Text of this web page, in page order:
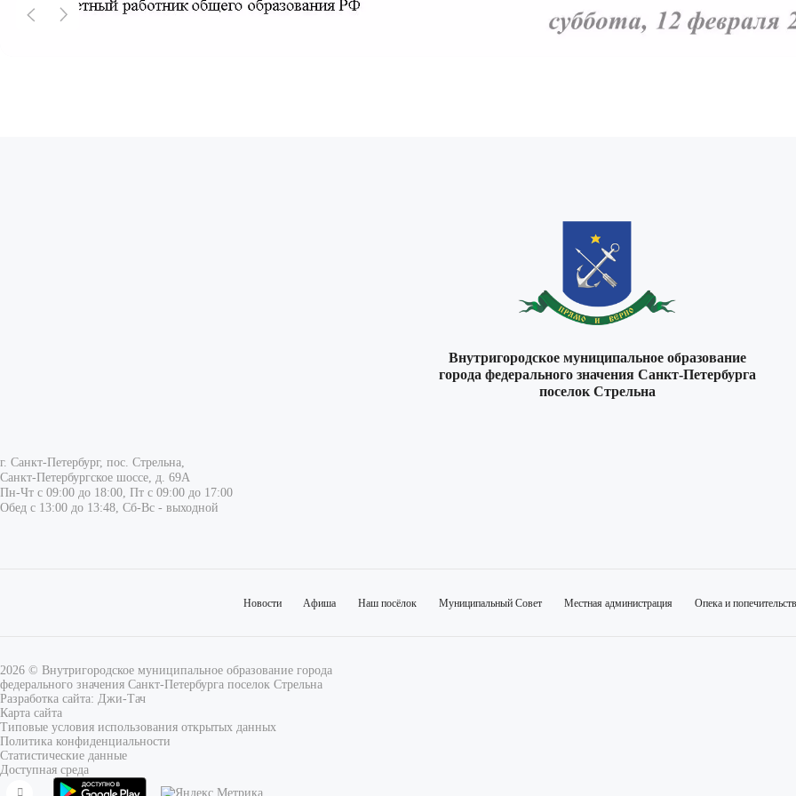
Внутригородское муниципальное образование
города федерального значения Санкт-Петербурга
поселок Стрельна
г. Санкт-Петербург, пос. Стрельна,
Санкт-Петербургское шоссе, д. 69А
Пн-Чт с 09:00 до 18:00, Пт с 09:00 до 17:00
Обед с 13:00 до 13:48, Сб-Вс - выходной
Новости Афиша Наш посёлок Муниципальный Совет Местная администрация Опека и
2026 © Внутригородское муниципальное образование города
федерального значения Санкт-Петербурга поселок Стрельна
Разработка сайта: Джи-Тач
Карта сайта
Типовые условия использования открытых данных
Политика конфиденциальности
Статистические данные
Доступная среда